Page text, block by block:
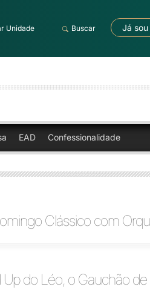
Unidade Buscar Já
EAD Confessionalidade
Clássico com
do Léo, o Gauchão